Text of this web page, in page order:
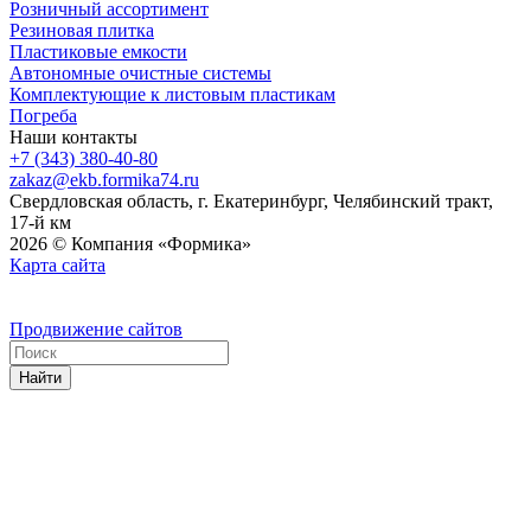
Розничный ассортимент
Резиновая плитка
Пластиковые емкости
Автономные очистные системы
Комплектующие к листовым пластикам
Погреба
Наши контакты
+7 (343) 380-40-80
zakaz@ekb.formika74.ru
Свердловская область, г. Екатеринбург, Челябинский тракт,
17-й км
2026 © Компания «Формика»
Карта сайта
Продвижение сайтов
Найти